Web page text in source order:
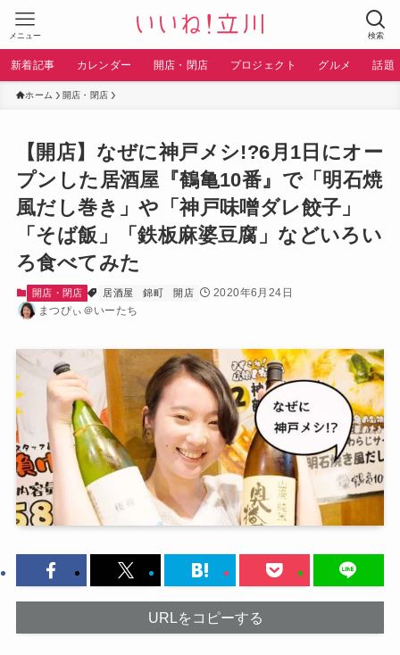
検索
メニュー
新着記事 カレンダー 開店・閉店 プロジェクト グルメ 話題
ホーム 開店・閉店
【開店】なぜに神戸メシ!?6月1日にオー
プンした居酒屋『鶴亀10番』で「明石焼
風だし巻き」や「神戸味噌ダレ餃子」
「そば飯」「鉄板麻婆豆腐」などいろい
ろ食べてみた
開店・閉店 居酒屋 錦町 開店
2020年6月24日
まつぴぃ＠いーたち
URLをコピーする